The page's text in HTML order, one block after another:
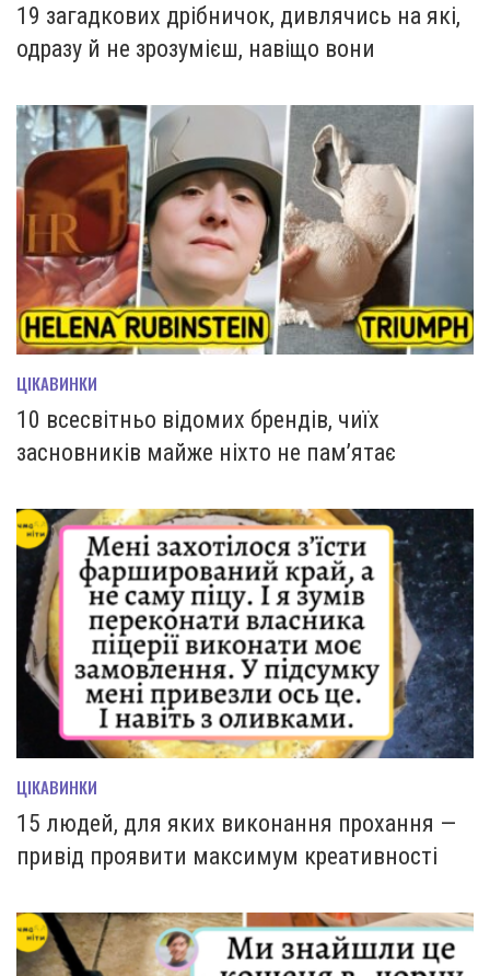
19 загадкових дрібничок, дивлячись на які,
одразу й не зрозумієш, навіщо вони
ЦІКАВИНКИ
10 всесвітньо відомих брендів, чиїх
засновників майже ніхто не пам’ятає
ЦІКАВИНКИ
15 людей, для яких виконання прохання —
привід проявити максимум креативності